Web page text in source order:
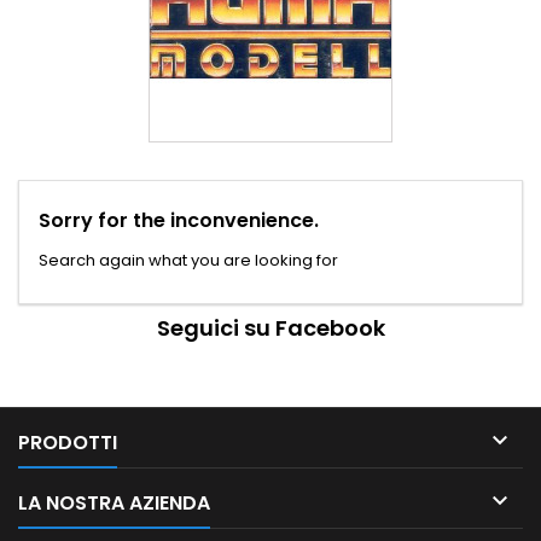
Sorry for the inconvenience.
Search again what you are looking for
Seguici su Facebook
PRODOTTI 
LA NOSTRA AZIENDA 